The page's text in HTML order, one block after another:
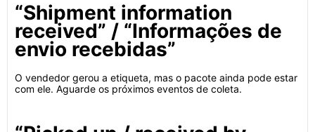
“Shipment information
received” / “Informações de
envio recebidas”
O vendedor gerou a etiqueta, mas o pacote ainda pode estar
com ele. Aguarde os próximos eventos de coleta.